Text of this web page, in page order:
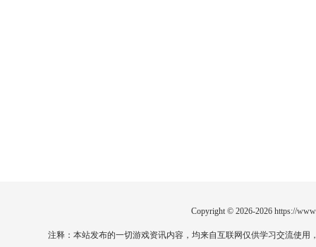
Copyright © 2026-2026 https://
注释：本站发布的一切游戏资讯内容，均来自互联网仅供学习交流使